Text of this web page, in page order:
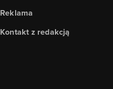
Reklama
Kontakt z redakcją